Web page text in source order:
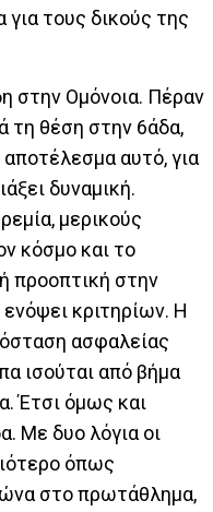
για τους δικούς της
στην Ομόνοια. Πέραν
τη θέση στην 6άδα,
αυτό, για
δυναμική.
μερικούς
κόσμο και το
προοπτική στην
κριτηρίων. Η
ασφαλείας
ισούται από βήμα
Έτσι όμως και
Με δυο λόγια οι
όπως
στο πρωτάθλημα,